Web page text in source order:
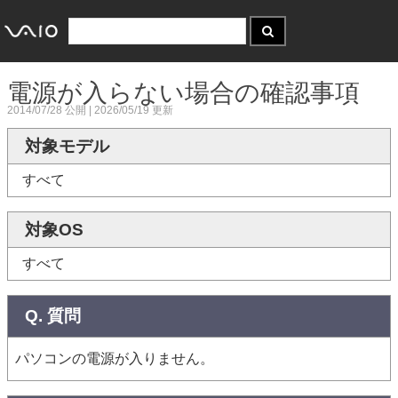
電源が入らない場合の確認事項
2014/07/28 公開 | 2026/05/19 更新
対象モデル
すべて
対象OS
すべて
Q. 質問
パソコンの電源が入りません。